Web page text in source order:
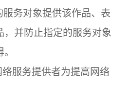
务对象提供该作品、表
，并防止指定的服务对象
络服务提供者为提高网络